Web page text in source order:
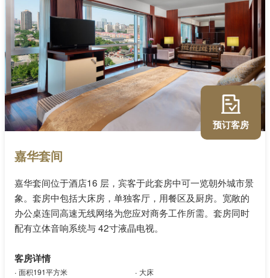
嘉华套间
嘉华套间位于酒店16 层，宾客于此套房中可一览朝外城市景
象。套房中包括大床房，单独客厅，用餐区及厨房。宽敞的
办公桌连同高速无线网络为您应对商务工作所需。套房同时
配有立体音响系统与 42寸液晶电视。
客房详情
. 面积191平方米 . 大床
预订客房